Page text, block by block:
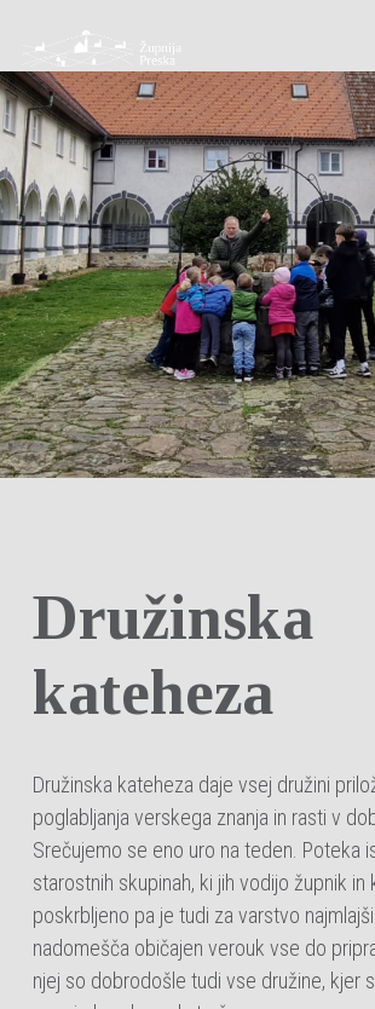
Družinska
kateheza
Družinska kateheza daje vsej družini
poglabljanja verskega znanja in rasti v
Srečujemo se eno uro na teden. Poteka
starostnih skupinah, ki jih vodijo župnik in
poskrbljeno pa je tudi za varstvo
nadomešča običajen verouk vse do
njej so dobrodošle tudi vse družine, kjer